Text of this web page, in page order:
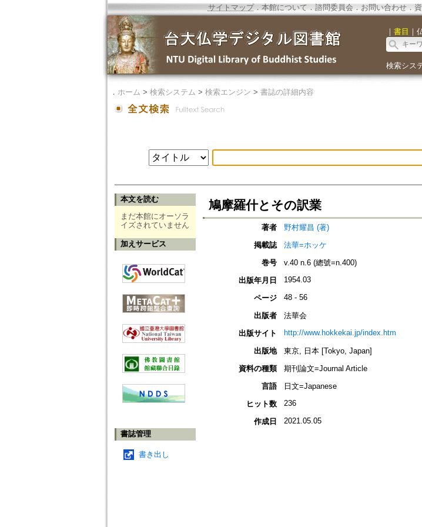
サイトマップ．本館について ． 諮問委員会． お問い合わせ．
｜ 書目 ｜
検索シス
． ホーム > 検索システム > 検索エンジン > 書誌の詳細内容
本文を読む
まだ本館にオーソラ
イズされていません
加えサービス
書誌管理
書き出し
鳩摩羅什とその訳業
著者
野村耀昌 (著)
掲載誌
法華=ホッケ
巻号
v.40 n.6 (總號=n.400)
出版年月日
1954.03
ページ 48 - 56
出版者
法華会
出版サイト
http://www.hokkekai.jp/index.htm
出版地
東京, 日本 [Tokyo, Japan]
資料の種類
期刊論文=Journal Article
言語
日文=Japanese
ヒット数
236
作成日 2021.05.05